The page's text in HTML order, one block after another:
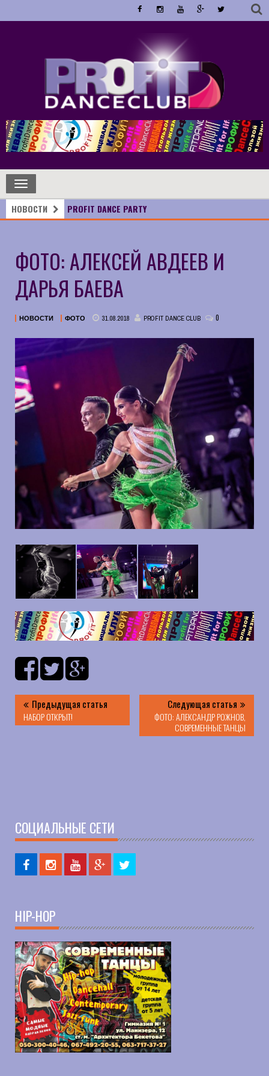
Toggle
navigation
НОВОСТИ PROFIT DANCE PARTY
ФОТО: АЛЕКСЕЙ АВДЕЕВ И
ДАРЬЯ БАЕВА
НОВОСТИ ФОТО 31.08.2018 PROFIT DANCE CLUB 0
Предыдущая статья
НАБОР ОТКРЫТ!
Следующая статья
ФОТО: АЛЕКСАНДР РОЖНОВ,
СОВРЕМЕННЫЕ ТАНЦЫ
СОЦИАЛЬНЫЕ СЕТИ
HIP-HOP